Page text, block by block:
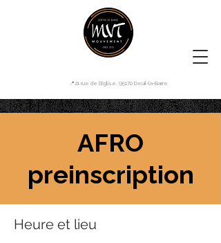
📍21 rue de l'Eglise, 95170 Deuil-la-Barre
AFRO
preinscription
Heure et lieu